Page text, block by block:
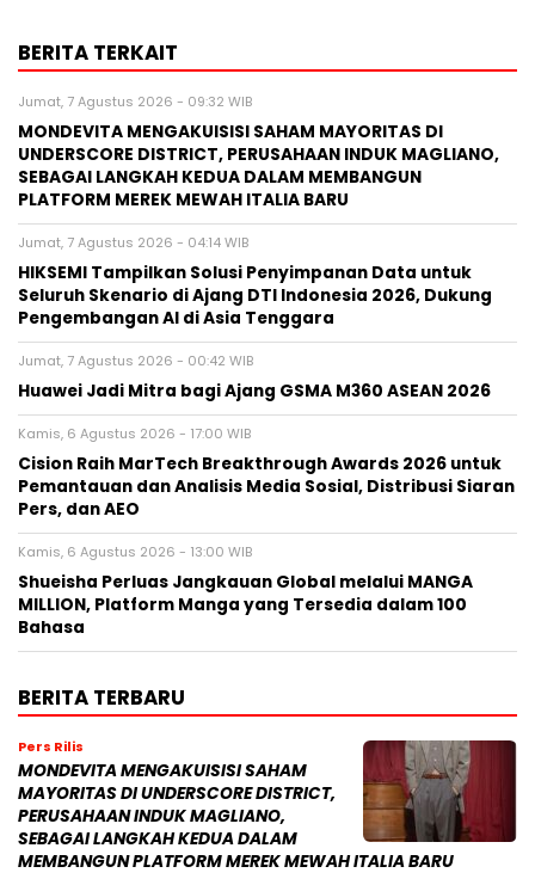
BERITA TERKAIT
Jumat, 7 Agustus 2026 - 09:32 WIB
MONDEVITA MENGAKUISISI SAHAM MAYORITAS DI
UNDERSCORE DISTRICT, PERUSAHAAN INDUK MAGLIANO,
SEBAGAI LANGKAH KEDUA DALAM MEMBANGUN
PLATFORM MEREK MEWAH ITALIA BARU
Jumat, 7 Agustus 2026 - 04:14 WIB
HIKSEMI Tampilkan Solusi Penyimpanan Data untuk
Seluruh Skenario di Ajang DTI Indonesia 2026, Dukung
Pengembangan AI di Asia Tenggara
Jumat, 7 Agustus 2026 - 00:42 WIB
Huawei Jadi Mitra bagi Ajang GSMA M360 ASEAN 2026
Kamis, 6 Agustus 2026 - 17:00 WIB
Cision Raih MarTech Breakthrough Awards 2026 untuk
Pemantauan dan Analisis Media Sosial, Distribusi Siaran
Pers, dan AEO
Kamis, 6 Agustus 2026 - 13:00 WIB
Shueisha Perluas Jangkauan Global melalui MANGA
MILLION, Platform Manga yang Tersedia dalam 100
Bahasa
BERITA TERBARU
Pers Rilis
MONDEVITA MENGAKUISISI SAHAM
MAYORITAS DI UNDERSCORE DISTRICT,
PERUSAHAAN INDUK MAGLIANO,
SEBAGAI LANGKAH KEDUA DALAM
MEMBANGUN PLATFORM MEREK MEWAH ITALIA BARU